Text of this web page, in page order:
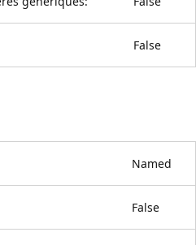
False
Named
False